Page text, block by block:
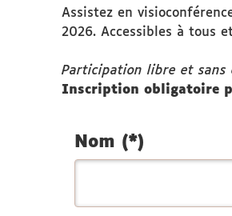
Assistez en
2026. Accessibles à tous
Participation libre et sans
Inscription obligatoire
Nom (*)